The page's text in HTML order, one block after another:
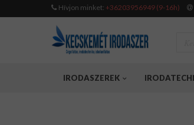
Hívjon minket: +36203956949 (9-16h)
IRODASZEREK